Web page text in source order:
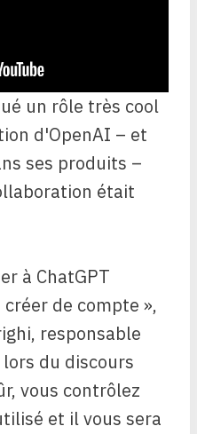
un rôle très cool
d'OpenAI – et
ses produits –
était
à ChatGPT
de compte »,
responsable
du discours
vous contrôlez
et il vous sera